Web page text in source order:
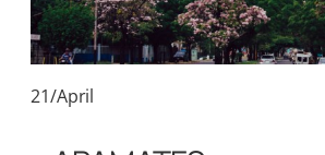
21/April